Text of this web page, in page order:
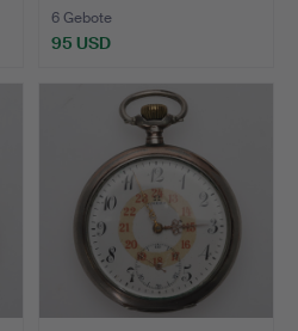
6 Gebote
95 USD